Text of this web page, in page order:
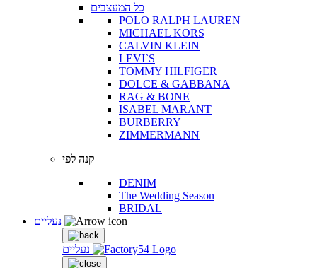
כל המעצבים
POLO RALPH LAUREN
MICHAEL KORS
CALVIN KLEIN
LEVI`S
TOMMY HILFIGER
DOLCE & GABBANA
RAG & BONE
ISABEL MARANT
BURBERRY
ZIMMERMANN
קנה לפי
DENIM
The Wedding Season
BRIDAL
נעליים